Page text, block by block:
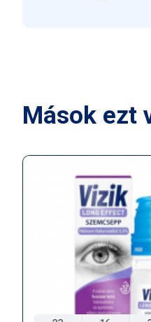
Mások ezt